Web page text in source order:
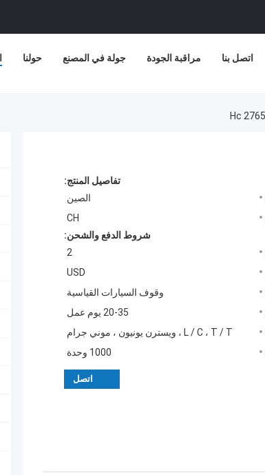
حولنا جولة في المصنع مراقبة الجودة اتصل بنا
تفاصيل المنتج:
الصين
CH
شروط الدفع والشحن:
2
USD
وقوف السيارات القياسية
20-35 يوم عمل
L / C ، T / T ، ويسترن يونيون ، موني جرام
1000 وحدة
اتصل